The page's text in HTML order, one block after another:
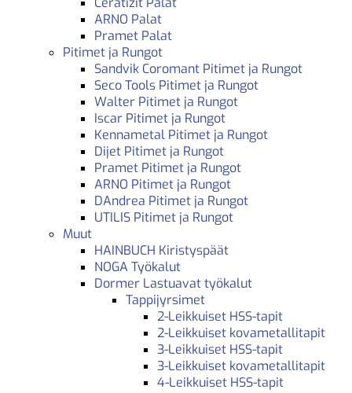
ARNO Palat
Pramet Palat
Pitimet ja Rungot
Sandvik Coromant Pitimet ja Rungot
Seco Tools Pitimet ja Rungot
Walter Pitimet ja Rungot
Iscar Pitimet ja Rungot
Kennametal Pitimet ja Rungot
Dijet Pitimet ja Rungot
Pramet Pitimet ja Rungot
ARNO Pitimet ja Rungot
DAndrea Pitimet ja Rungot
UTILIS Pitimet ja Rungot
Muut
HAINBUCH Kiristyspäät
NOGA Työkalut
Dormer Lastuavat työkalut
Tappijyrsimet
2-Leikkuiset HSS-tapit
2-Leikkuiset kovametallitapit
3-Leikkuiset HSS-tapit
3-Leikkuiset kovametallitapit
4-Leikkuiset HSS-tapit